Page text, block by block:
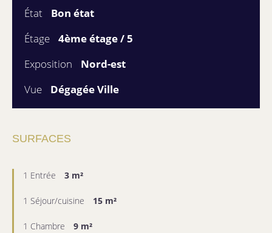
État
Bon état
Étage
4ème étage / 5
Exposition
Nord-est
Vue
Dégagée Ville
SURFACES
1 Entrée 3 m²
1 Séjour/cuisine 15 m²
1 Chambre 9 m²